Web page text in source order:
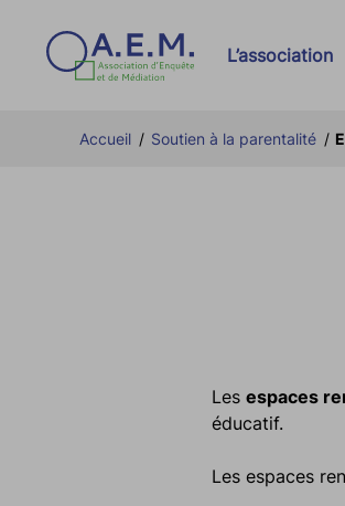
L’association
Présentation
Accueil / Soutien à la parentalité /
Les espaces
éducatif.
Les espaces